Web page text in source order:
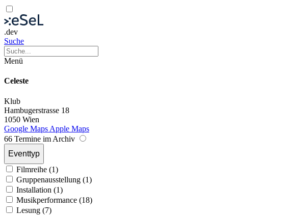
.dev
Suche
Menü
Celeste
Klub
Hambugerstrasse 18
1050 Wien
Google Maps Apple Maps
66 Termine im Archiv
Eventtyp
Filmreihe (1)
Gruppenausstellung (1)
Installation (1)
Musikperformance (18)
Lesung (7)